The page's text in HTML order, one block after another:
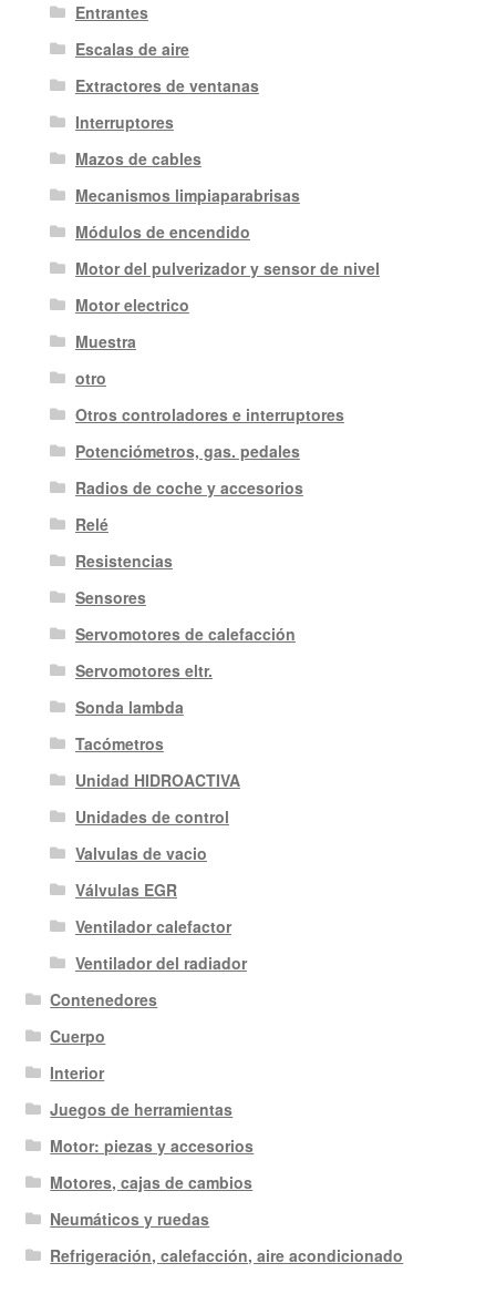
Entrantes
Escalas de aire
Extractores de ventanas
Interruptores
Mazos de cables
Mecanismos limpiaparabrisas
Módulos de encendido
Motor del pulverizador y sensor de nivel
Motor electrico
Muestra
otro
Otros controladores e interruptores
Potenciómetros, gas. pedales
Radios de coche y accesorios
Relé
Resistencias
Sensores
Servomotores de calefacción
Servomotores eltr.
Sonda lambda
Tacómetros
Unidad HIDROACTIVA
Unidades de control
Valvulas de vacio
Válvulas EGR
Ventilador calefactor
Ventilador del radiador
Contenedores
Cuerpo
Interior
Juegos de herramientas
Motor: piezas y accesorios
Motores, cajas de cambios
Neumáticos y ruedas
Refrigeración, calefacción, aire acondicionado